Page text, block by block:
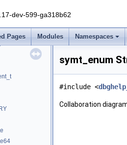
dev-599-ga318b62
Pages Modules Namespaces
symt_enum
#include <
Collaboration